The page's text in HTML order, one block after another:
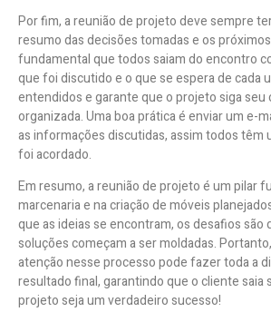
Por fim, a reunião de projeto deve sempre
resumo das decisões tomadas e os
fundamental que todos saiam do encontro
que foi discutido e o que se espera de cada
entendidos e garante que o projeto siga
organizada. Uma boa prática é enviar um e-
as informações discutidas, assim todos têm
foi acordado.
Em resumo, a reunião de projeto é um pilar
marcenaria e na criação de móveis
que as ideias se encontram, os desafios são
soluções começam a ser moldadas.
atenção nesse processo pode fazer toda a
resultado final, garantindo que o cliente saia
projeto seja um verdadeiro sucesso!